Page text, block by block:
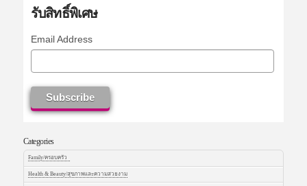
รับสิทธิ์พิเศษ
Email Address
Categories
Family/ครอบครัว
Health & Beauty/สุขภาพและความสวยงาม